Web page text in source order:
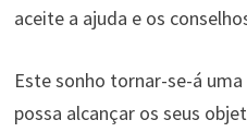
aceite a ajuda e os
Este sonho tornar-se-á
possa alcançar os seus